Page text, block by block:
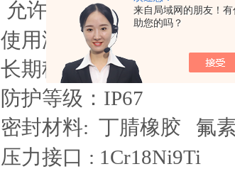
来自局域网的朋友！
助您的吗？
允许过载：标准量程的
使用温度：-40℃
长期稳定性：≤±0.2%FS/
防护等级： IP67
密封材料: 丁腈橡胶 氟
压力接口 : 1Cr18Ni9Ti